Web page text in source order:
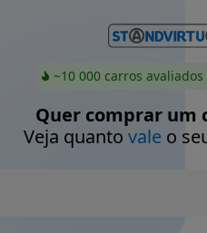
~10 000 carros
Quer comprar um
Veja quanto valeo